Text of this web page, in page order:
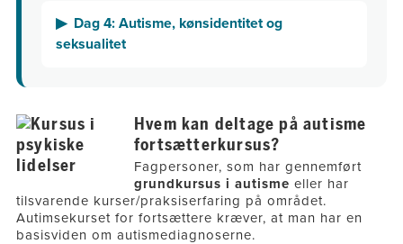
Dag 4: Autisme, kønsidentitet og
seksualitet
Hvem kan deltage på autisme
fortsætterkursus?
Fagpersoner, som har gennemført
grundkursus i autisme eller har
tilsvarende kurser/praksiserfaring på området.
Autimsekurset for fortsættere kræver, at man har en
basisviden om autismediagnoserne.​